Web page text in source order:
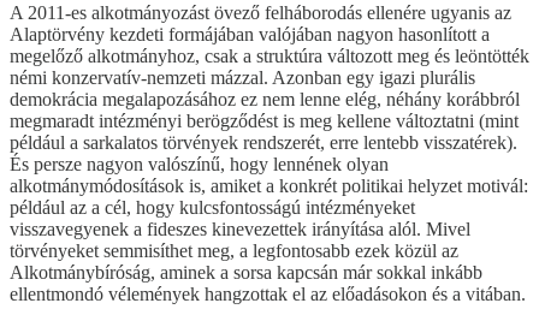
A 2011-es alkotmányozást övező felháborodás ellenére ugyanis az
Alaptörvény kezdeti formájában valójában nagyon hasonlított a
megelőző alkotmányhoz, csak a struktúra változott meg és leöntötték
némi konzervatív-nemzeti mázzal. Azonban egy igazi plurális
demokrácia megalapozásához ez nem lenne elég, néhány korábbról
megmaradt intézményi berögződést is meg kellene változtatni (mint
például a sarkalatos törvények rendszerét, erre lentebb visszatérek).
És persze nagyon valószínű, hogy lennének olyan
alkotmánymódosítások is, amiket a konkrét politikai helyzet motivál:
például az a cél, hogy kulcsfontosságú intézményeket
visszavegyenek a fideszes kinevezettek irányítása alól. Mivel
törvényeket semmisíthet meg, a legfontosabb ezek közül az
Alkotmánybíróság, aminek a sorsa kapcsán már sokkal inkább
ellentmondó vélemények hangzottak el az előadásokon és a vitában.